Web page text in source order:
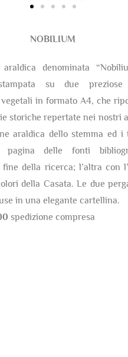
NOBILIUM
denominata
su due preziose
in formato A4, che
storiche repertate nei nostri
araldica dello stemma ed i
delle fonti
della ricerca; l’altra con
della Casata. Le due
in una elegante cartellina.
spedizione compresa